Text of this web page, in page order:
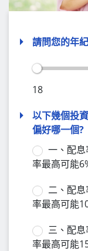
請問您的年
18
以下幾個投
偏好哪一個?
一、配
率最高可能
二、配
率最高可能
三、配
率最高可能